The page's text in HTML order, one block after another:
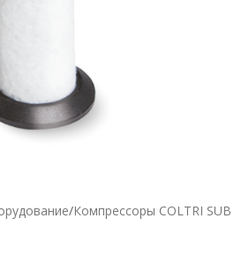
/Компрессоры COLTRI SUB